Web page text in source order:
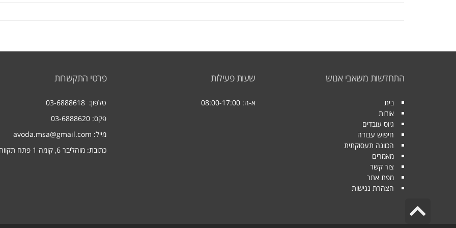
התחדשות משאבי אנוש
בית
אודות
גיוס עובדים
חיפוש עבודה
הכוונה תעסוקתית
מאמרים
צור קשר
מפת אתר
הצהרת נגישות
שעות פעילות
א-ה: 08:00-17:00
פרטי התקשרות
טלפון: 03-6888618
פקס: 03-6888620
מייל: avoda.msa@gmail.com
כתובת: מוהליבר 6, קומה 1 פתח תקווה
גלילה